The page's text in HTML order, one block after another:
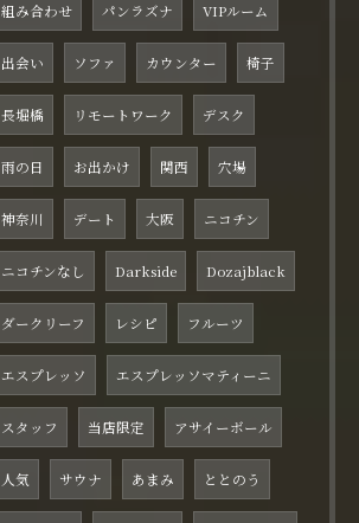
組み合わせ パンラズナ VIPルーム
出会い ソファ カウンター 椅子
長堀橋 リモートワーク デスク
雨の日 お出かけ 関西 穴場
神奈川 デート 大阪 ニコチン
ニコチンなし Darkside Dozajblack
ダークリーフ レシピ フルーツ
エスプレッソ エスプレッソマティーニ
スタッフ 当店限定 アサイーボール
人気 サウナ あまみ ととのう